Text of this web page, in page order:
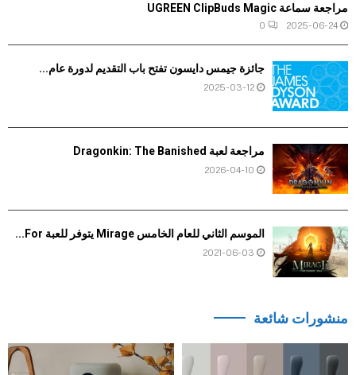
مراجعة سماعة UGREEN ClipBuds Magic
2025-06-24
0
جائزة جيمس دايسون تفتح باب التقديم لدورة عام...
2025-03-12
مراجعة لعبة Dragonkin: The Banished
2026-04-10
الموسم الثاني للعام الخامس Mirage يتوفر للعبة For...
2021-06-03
منشورات شائعة